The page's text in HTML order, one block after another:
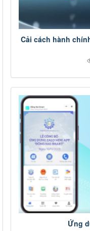
Cải cách hành
Ứng